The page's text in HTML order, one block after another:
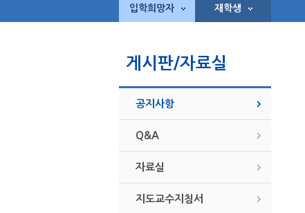
입학희망자 재학생
게시판/자료실
공지사항
Q&A
자료실
지도교수지침서